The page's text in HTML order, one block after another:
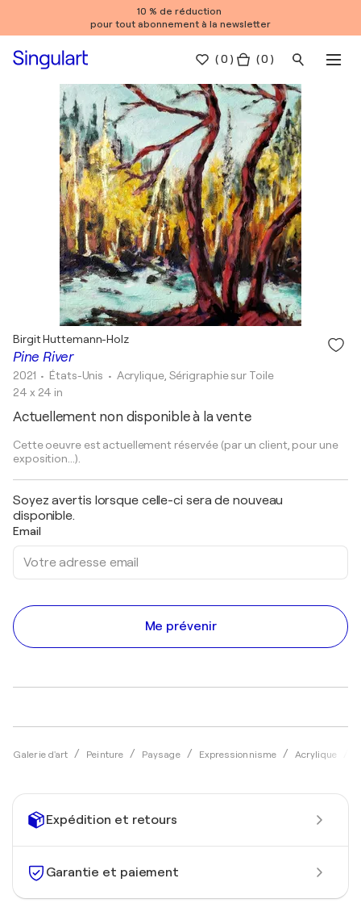
10 % de réduction
pour tout abonnement à la newsletter
(0 ) ( 0 )
Galerie d'art Peinture Paysage Expressionnisme Acrylique
Pine River
Birgit Huttemann-Holz
2021 • États-Unis • Acrylique, Sérigraphie sur Toile
24 x 24 in
Actuellement non disponible à la vente
Cette oeuvre est actuellement réservée (par un client, pour une
exposition...).
Soyez avertis lorsque celle-ci sera de nouveau
disponible.
Email
Me prévenir
Expédition et retours
Garantie et paiement